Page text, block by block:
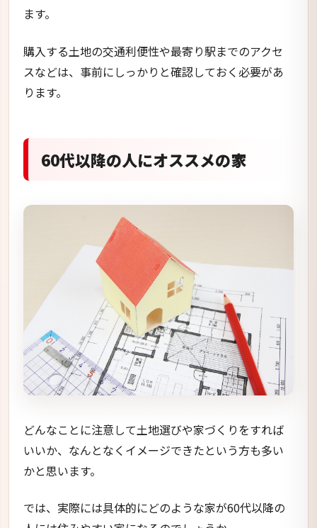
ます。
購入する土地の交通利便性や最寄り駅までのアクセ
スなどは、事前にしっかりと確認しておく必要があ
ります。
60代以降の人にオススメの家
どんなことに注意して土地選びや家づくりをすれば
いいか、なんとなくイメージできたという方も多い
かと思います。
では、実際には具体的にどのような家が60代以降の